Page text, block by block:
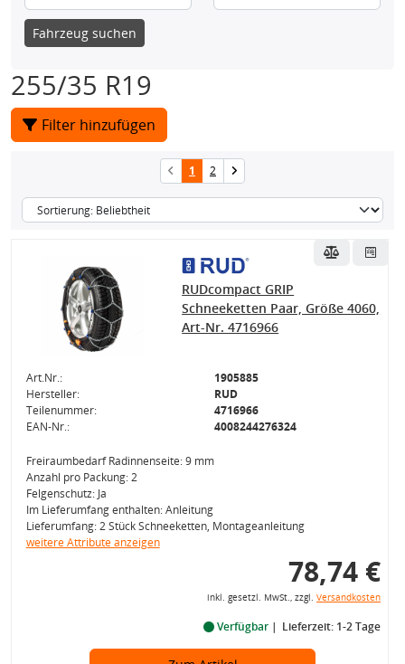
Fahrzeug suchen
255/35 R19
Filter hinzufügen
1 2
RUDcompact GRIP
Schneeketten Paar, Größe 4060,
Art-Nr. 4716966
Art.Nr.:
1905885
Hersteller:
RUD
Teilenummer:
4716966
EAN-Nr.:
4008244276324
Freiraumbedarf Radinnenseite: 9 mm
Anzahl pro Packung: 2
Felgenschutz: Ja
Im Lieferumfang enthalten: Anleitung
Lieferumfang: 2 Stück Schneeketten, Montageanleitung
weitere Attribute anzeigen
78,74 €
inkl. gesetzl. MwSt., zzgl. Versandkosten
Verfügbar Lieferzeit: 1-2 Tage